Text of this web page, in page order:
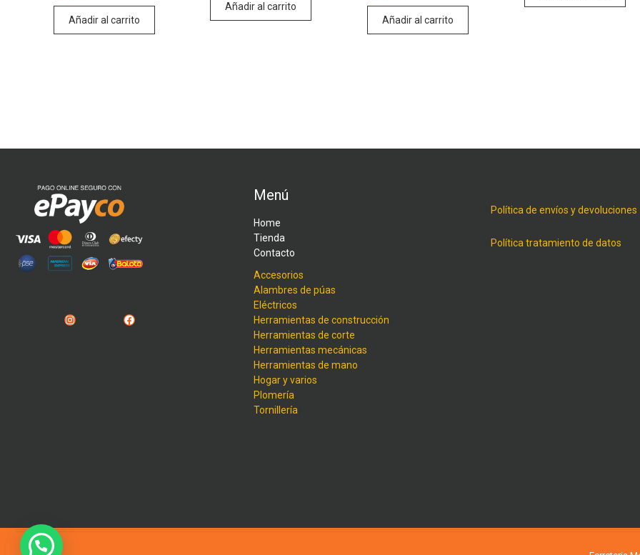
Añadir al carrito
Añadir al carrito
Añadir al carrito
Instagram Facebook
Menú
Home
Tienda
Contacto
Accesorios
Alambres de púas
Eléctricos
Herramientas de construcción
Herramientas de corte
Herramientas mecánicas
Herramientas de mano
Hogar y varios
Plomería
Tornillería
Política de envíos y devoluciones
Política tratamiento de datos